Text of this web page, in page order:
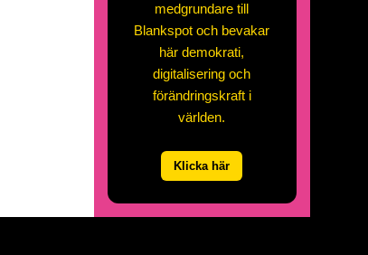
medgrundare till
Blankspot och bevakar
här demokrati,
digitalisering och
förändringskraft i
världen.
Klicka här